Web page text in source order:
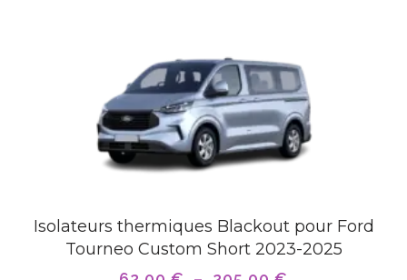
Isolateurs thermiques Blackout pour Ford
Tourneo Custom Short 2023-2025